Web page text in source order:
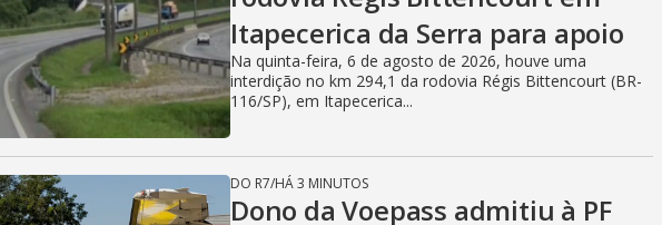
e
o
Itapecerica da Serra para apoio
Na quinta-feira, 6 de agosto de 2026, houve uma
interdição no km 294,1 da rodovia Régis Bittencourt (BR-
116/SP), em Itapecerica...
DO R7/HÁ 3 MINUTOS
Dono da Voepass admitiu à PF